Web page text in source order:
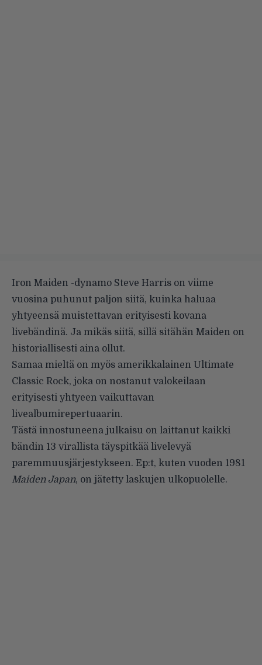
Iron Maiden -dynamo Steve Harris on viime
vuosina puhunut paljon siitä, kuinka haluaa
yhtyeensä muistettavan erityisesti kovana
livebändinä. Ja mikäs siitä, sillä sitähän Maiden on
historiallisesti aina ollut.
Samaa mieltä on myös amerikkalainen Ultimate
Classic Rock, joka on nostanut valokeilaan
erityisesti yhtyeen vaikuttavan
livealbumirepertuaarin.
Tästä innostuneena julkaisu on laittanut kaikki
bändin 13 virallista täyspitkää livelevyä
paremmuusjärjestykseen. Ep:t, kuten vuoden 1981
Maiden Japan, on jätetty laskujen ulkopuolelle.